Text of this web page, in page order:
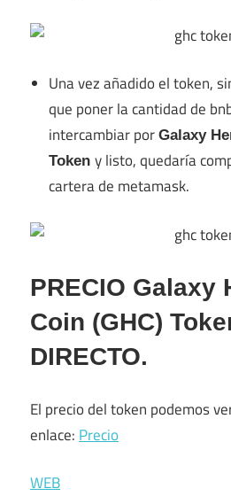
Una vez añadido el token,
que poner la cantidad de
intercambiar porGalaxy
Token y listo, quedaría
cartera de metamask.
PRECIO Galaxy
Coin (GHC)
DIRECTO.
El precio del token podemos
enlace: Precio
WEB